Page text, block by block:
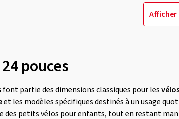
Afficher
pouces
font partie des dimensions classiques pour les
et les modèles spécifiques destinés à un usage
des petits vélos pour enfants, tout en restant